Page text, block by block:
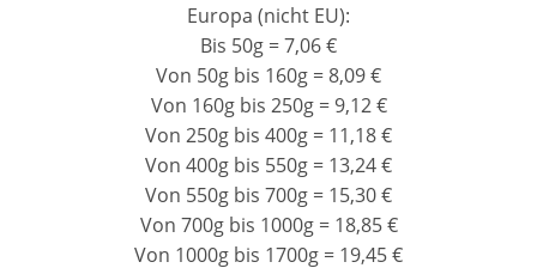
Europa (nicht EU):
Bis 50g = 7,06 €
Von 50g bis 160g = 8,09 €
Von 160g bis 250g = 9,12 €
Von 250g bis 400g = 11,18 €
Von 400g bis 550g = 13,24 €
Von 550g bis 700g = 15,30 €
Von 700g bis 1000g = 18,85 €
Von 1000g bis 1700g = 19,45 €